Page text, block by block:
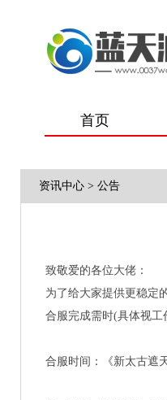
首页
资讯中心 > 公告
致敬爱的各位大佬：
为了给大家提供更稳定
合服完成需时(具体视
合服时间：《新太古